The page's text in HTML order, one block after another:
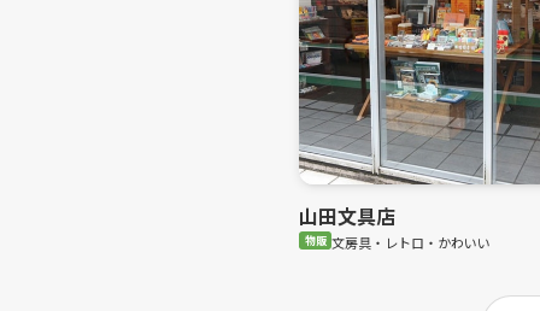
山田文具店
物販 文房具・レトロ・かわいい